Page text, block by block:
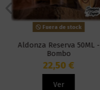
Fuera de stock
Aldonza Reserva 50ML -
Bombo
22,50 €
Ver